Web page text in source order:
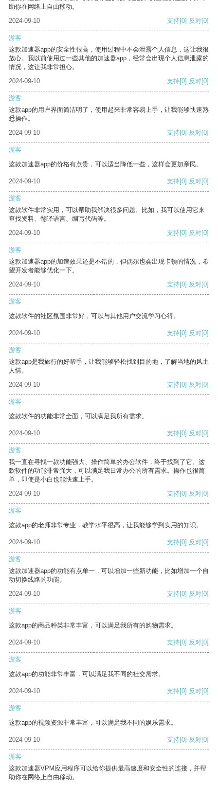
助你在网络上自由移动。
2024-09-10
支持[0] 反对[0]
游客
这款加速器app的安全性很高，使用过程中不会泄露个人信息，这让我很
放心。我以前使用过一些其他的加速器app，经常会出现个人信息泄露的
情况，这让我非常担心。
2024-09-10
支持[0] 反对[0]
游客
这款app的用户界面简洁明了，使用起来非常容易上手，让我能够快速熟
悉操作。
2024-09-10
支持[0] 反对[0]
游客
这款加速器app的价格有点贵，可以适当降低一些，这样会更加亲民。
2024-09-10 支持[0] 反对[0]
游客
这款软件非常实用，可以帮助我解决很多问题。比如，我可以使用它来
查找资料、翻译语言、编写代码等。
2024-09-10
支持[0] 反对[0]
游客
这款加速器app的加速效果还是不错的，但偶尔也会出现卡顿的情况，希
望开发者能够优化一下。
2024-09-10
支持[0] 反对[0]
游客
这款软件的社区氛围非常好，可以与其他用户交流学习心得。
2024-09-10 支持[0] 反对[0]
游客
这款app是我旅行的好帮手，让我能够轻松找到目的地，了解当地的风土
人情。
2024-09-10
支持[0] 反对[0]
游客
这款软件的功能非常全面，可以满足我所有需求。
2024-09-10 支持[0] 反对[0]
游客
我一直在寻找一款功能强大、操作简单的办公软件，终于找到了它。这
款软件的功能非常强大，可以满足我日常办公的所有需求。操作也很简
单，即使是小白也能快速上手。
2024-09-10
支持[0] 反对[0]
游客
这款app的老师非常专业，教学水平很高，让我能够学到实用的知识。
2024-09-10 支持[0] 反对[0]
游客
这款加速器app的功能有点单一，可以增加一些新功能，比如增加一个自
动切换线路的功能。
2024-09-10
支持[0] 反对[0]
游客
这款app的商品种类非常丰富，可以满足我所有的购物需求。
2024-09-10 支持[0] 反对[0]
游客
这款app的功能非常丰富，可以满足我不同的社交需求。
2024-09-10 支持[0] 反对[0]
游客
这款app的视频资源非常丰富，可以满足我不同的娱乐需求。
2024-09-10 支持[0] 反对[0]
游客
这款加速器VPM应用程序可以给你提供最高速度和安全性的连接，并帮
助你在网络上自由移动。